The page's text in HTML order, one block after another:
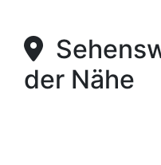
der Nähe